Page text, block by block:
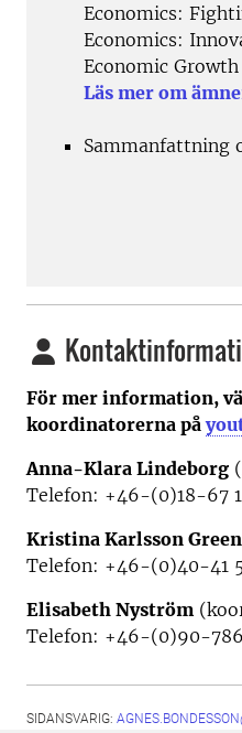
Economics:
Economics:
Economic Growth
Läs mer om
Sammanfattning
För mer information,
koordinatorerna på
Anna-Klara Lindeborg
Telefon: +46-(0)18-67
Kristina Karlsson Green
Telefon: +46-(0)40-41
Elisabeth Nyström
Telefon: +46-(0)90-
SIDANSVARIG: